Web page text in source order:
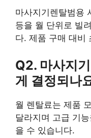
마사지기렌탈범용
등을 월 단위로 빌
다. 제품 구매 대비
Q2. 마사지
게 결정되나
월 렌탈료는 제품
달라지며 고급 기
을 수 있습니다.